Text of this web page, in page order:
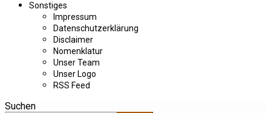
Sonstiges
Impressum
Datenschutzerklärung
Disclaimer
Nomenklatur
Unser Team
Unser Logo
RSS Feed
Suchen